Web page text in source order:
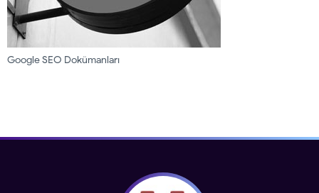
Google SEO Dokümanları